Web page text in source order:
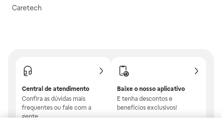
Caretech
Central de atendimento
Confira as dúvidas mais
frequentes ou fale com a
gente.
Baixe o nosso aplicativo
E tenha descontos e
benefícios exclusivos!